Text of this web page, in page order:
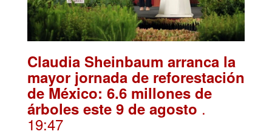
Claudia Sheinbaum arranca la
mayor jornada de reforestación
de México: 6.6 millones de
árboles este 9 de agosto .
19:47